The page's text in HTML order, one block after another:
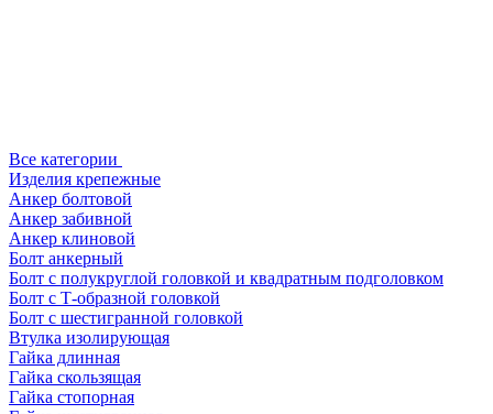
Все категории
Изделия крепежные
Анкер болтовой
Анкер забивной
Анкер клиновой
Болт анкерный
Болт с полукруглой головкой и квадратным подголовком
Болт с Т-образной головкой
Болт с шестигранной головкой
Втулка изолирующая
Гайка длинная
Гайка скользящая
Гайка стопорная